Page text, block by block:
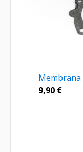
Membrana
9,90 €